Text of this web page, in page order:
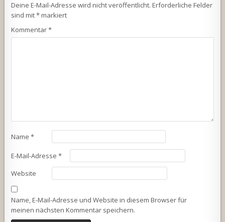
Deine E-Mail-Adresse wird nicht veröffentlicht. Erforderliche Felder
sind mit*markiert
Kommentar*
Name*
E-Mail-Adresse*
Website
Name, E-Mail-Adresse und Website in diesem Browser für
meinen nächsten Kommentar speichern.